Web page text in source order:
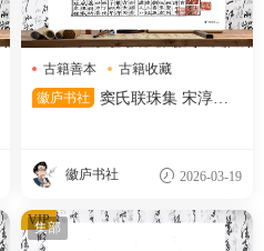
古籍善本
古籍收藏
古籍版式
徽庐书社
窦氏联珠集 宋淳熙
徽庐书社 2026-03-19
集部
VIP